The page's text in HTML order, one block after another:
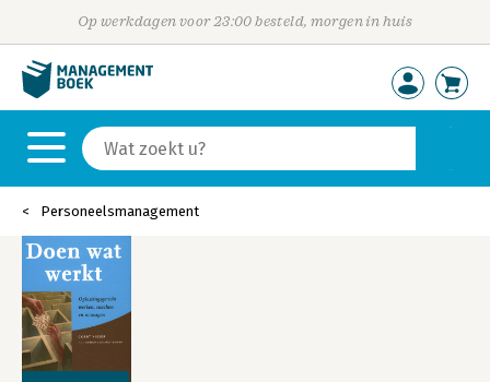
Op werkdagen voor 23:00 besteld, morgen in huis
Personeelsmanagement